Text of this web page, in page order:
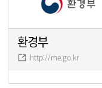
환경부
http://me.go.kr